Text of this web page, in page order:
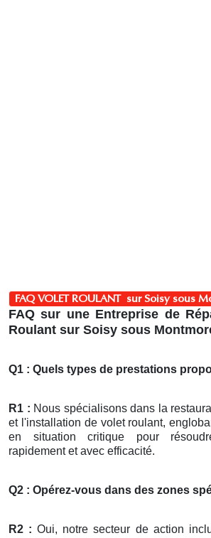
FAQ VOLET ROULANT sur Soisy sous
FAQ sur une Entreprise de
Roulant sur Soisy sous
Q1 : Quels types de prestations
R1 : Nous spécialisons dans la
et l'installation de volet roulant,
en situation critique pour
rapidement et avec efficacité.
Q2 : Opérez-vous dans des zones
R2 : Oui, notre secteur de action